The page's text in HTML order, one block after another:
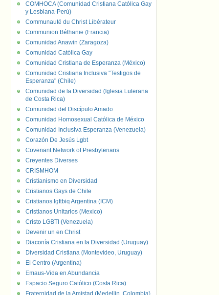
COMHOCA (Comunidad Cristiana Católica Gay
y Lesbiana-Perú)
Communauté du Christ Libérateur
Communion Béthanie (Francia)
Comunidad Anawin (Zaragoza)
Comunidad Católica Gay
Comunidad Cristiana de Esperanza (México)
Comunidad Cristiana Inclusiva "Testigos de
Esperanza" (Chile)
Comunidad de la Diversidad (Iglesia Luterana
de Costa Rica)
Comunidad del Discípulo Amado
Comunidad Homosexual Católica de México
Comunidad Inclusiva Esperanza (Venezuela)
Corazón De Jesús Lgbt
Covenant Network of Presbyterians
Creyentes Diverses
CRISMHOM
Cristianismo en Diversidad
Cristianos Gays de Chile
Cristianos lgttbiq Argentina (ICM)
Cristianos Unitarios (Mexico)
Cristo LGBTI (Venezuela)
Devenir un en Christ
Diaconía Cristiana en la Diversidad (Uruguay)
Diversidad Cristiana (Montevideo, Uruguay)
El Centro (Argentina)
Emaus-Vida en Abundancia
Espacio Seguro Católico (Costa Rica)
Fraternidad de la Amistad (Medellin, Colombia)